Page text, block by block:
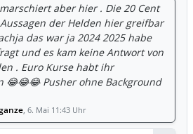
aber hier . Die 20 Cent
der Helden hier greifbar
das war ja 2024 2025 habe
und es kam keine Antwort von
. Euro Kurse habt ihr
😂😂😂 Pusher ohne Background
, 6. Mai 11:43 Uhr